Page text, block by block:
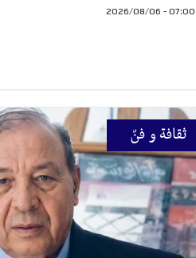
07:00 - 2026/08/06
ثقافة و فنّ